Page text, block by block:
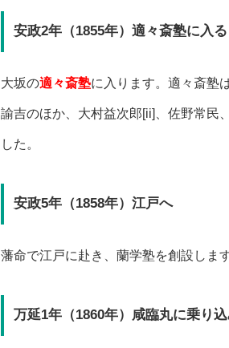
安政2年（1855年）適々斎塾に入る
大坂の適々斎塾に入ります。適々斎塾
諭吉のほか、大村益次郎[ii] 、佐野常民
した。
安政5年（1858年）江戸へ
藩命で江戸に赴き、蘭学塾を創設しま
万延1年（1860年）咸臨丸に乗り